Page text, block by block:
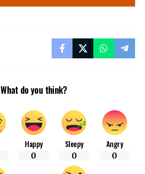
What do you think?
Happy
0
Sleepy
0
Angry
0